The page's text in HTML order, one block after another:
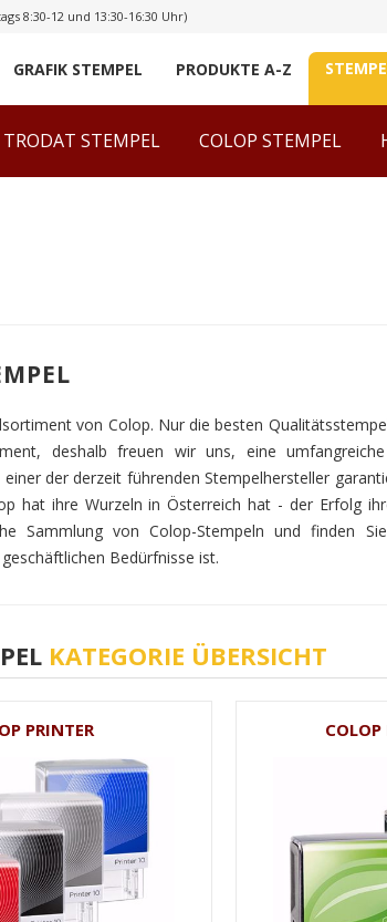
8:30-12 und 13:30-16:30 Uhr)
GRAFIK STEMPEL PRODUKTE A-Z
TRODAT STEMPEL COLOP STEMPEL
von Colop. Nur die besten
deshalb freuen wir uns, eine
einer der derzeit führenden Stempelhersteller
hat ihre Wurzeln in Österreich hat - der Erfolg
Sammlung von Colop-Stempeln und finden
Bedürfnisse ist.
KATEGORIE ÜBERSICHT
PRINTER COLOP